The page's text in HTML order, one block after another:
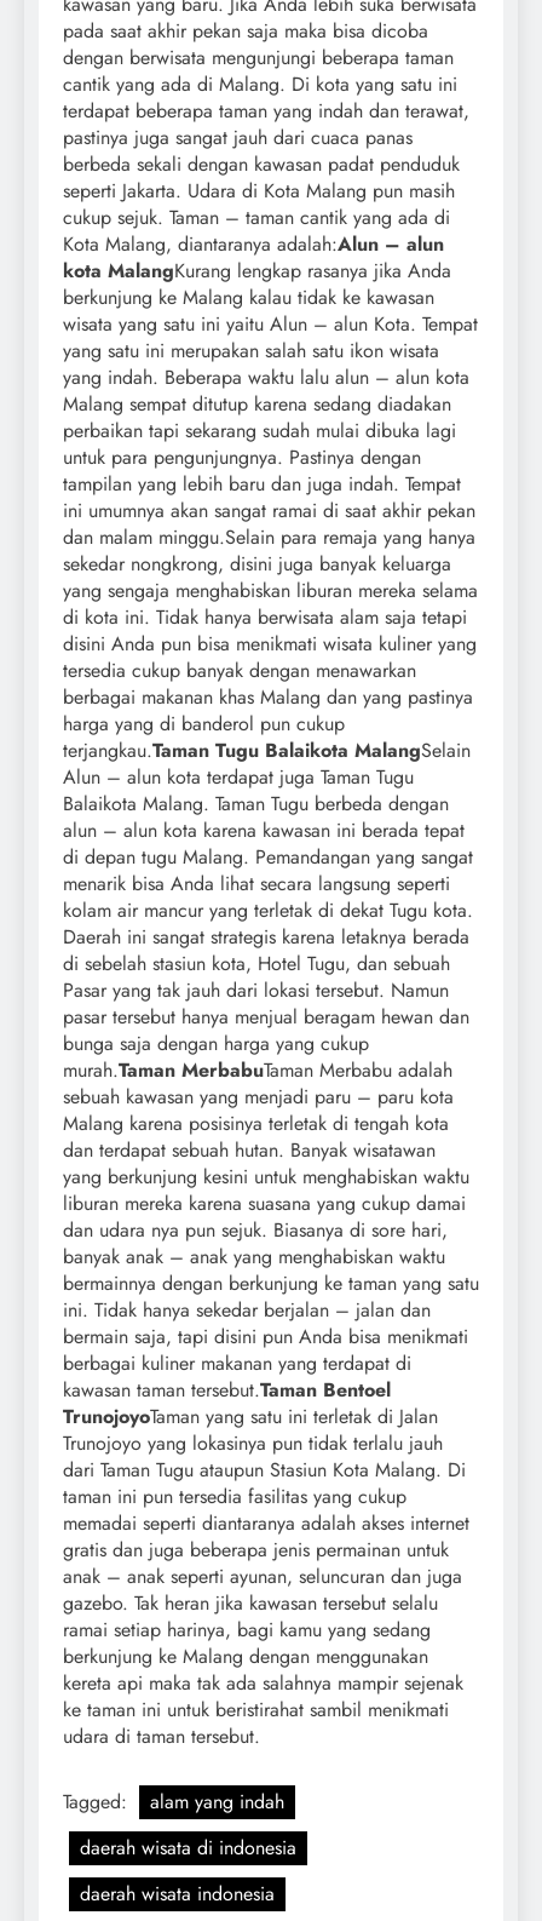
pada saat akhir pekan saja maka bisa dicoba
dengan berwisata mengunjungi beberapa taman
cantik yang ada di Malang. Di kota yang satu ini
terdapat beberapa taman yang indah dan terawat,
pastinya juga sangat jauh dari cuaca panas
berbeda sekali dengan kawasan padat penduduk
seperti Jakarta. Udara di Kota Malang pun masih
cukup sejuk. Taman – taman cantik yang ada di
Kota Malang, diantaranya adalah:Alun – alun
kota MalangKurang lengkap rasanya jika Anda
berkunjung ke Malang kalau tidak ke kawasan
wisata yang satu ini yaitu Alun – alun Kota. Tempat
yang satu ini merupakan salah satu ikon wisata
yang indah. Beberapa waktu lalu alun – alun kota
Malang sempat ditutup karena sedang diadakan
perbaikan tapi sekarang sudah mulai dibuka lagi
untuk para pengunjungnya. Pastinya dengan
tampilan yang lebih baru dan juga indah. Tempat
ini umumnya akan sangat ramai di saat akhir pekan
dan malam minggu.Selain para remaja yang hanya
sekedar nongkrong, disini juga banyak keluarga
yang sengaja menghabiskan liburan mereka selama
di kota ini. Tidak hanya berwisata alam saja tetapi
disini Anda pun bisa menikmati wisata kuliner yang
tersedia cukup banyak dengan menawarkan
berbagai makanan khas Malang dan yang pastinya
harga yang di banderol pun cukup
terjangkau.Taman Tugu Balaikota MalangSelain
Alun – alun kota terdapat juga Taman Tugu
Balaikota Malang. Taman Tugu berbeda dengan
alun – alun kota karena kawasan ini berada tepat
di depan tugu Malang. Pemandangan yang sangat
menarik bisa Anda lihat secara langsung seperti
kolam air mancur yang terletak di dekat Tugu kota.
Daerah ini sangat strategis karena letaknya berada
di sebelah stasiun kota, Hotel Tugu, dan sebuah
Pasar yang tak jauh dari lokasi tersebut. Namun
pasar tersebut hanya menjual beragam hewan dan
bunga saja dengan harga yang cukup
murah.Taman MerbabuTaman Merbabu adalah
sebuah kawasan yang menjadi paru – paru kota
Malang karena posisinya terletak di tengah kota
dan terdapat sebuah hutan. Banyak wisatawan
yang berkunjung kesini untuk menghabiskan waktu
liburan mereka karena suasana yang cukup damai
dan udara nya pun sejuk. Biasanya di sore hari,
banyak anak – anak yang menghabiskan waktu
bermainnya dengan berkunjung ke taman yang satu
ini. Tidak hanya sekedar berjalan – jalan dan
bermain saja, tapi disini pun Anda bisa menikmati
berbagai kuliner makanan yang terdapat di
kawasan taman tersebut.Taman Bentoel
TrunojoyoTaman yang satu ini terletak di Jalan
Trunojoyo yang lokasinya pun tidak terlalu jauh
dari Taman Tugu ataupun Stasiun Kota Malang. Di
taman ini pun tersedia fasilitas yang cukup
memadai seperti diantaranya adalah akses internet
gratis dan juga beberapa jenis permainan untuk
anak – anak seperti ayunan, seluncuran dan juga
gazebo. Tak heran jika kawasan tersebut selalu
ramai setiap harinya, bagi kamu yang sedang
berkunjung ke Malang dengan menggunakan
kereta api maka tak ada salahnya mampir sejenak
ke taman ini untuk beristirahat sambil menikmati
udara di taman tersebut.
Tagged:
alam yang indah
daerah wisata di indonesia
daerah wisata indonesia